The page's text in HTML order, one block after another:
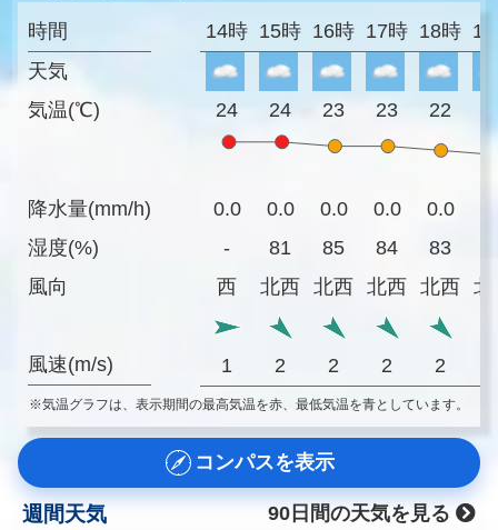
時間
天気
気温(℃)
降水量(mm/h)
湿度(%)
風向
風速(m/s)
14時 15時 16時 17時 18時
24 24 23 23 22
0.0 0.0 0.0 0.0 0.0
-
81 85 84 83
西
北西 北西 北西 北西 北
1 2 2 2 2
※気温グラフは、表示期間の最高気温を赤、最低気温を青としています。
コンパスを表示
週間天気
90日間の天気を見る